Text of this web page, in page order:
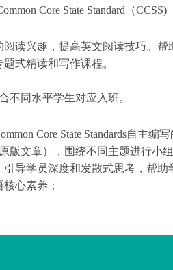
Core State Standard（CCSS)
阅读兴趣，提高英文阅读技巧。
式精读和写作课程。
不同水平学生对应入班。
Core State Standards自主
版文章），围绕不同主题进行小
引导学员深度和发散式思考，帮
心素养；